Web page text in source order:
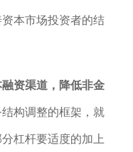
本市场投资者的结
资渠道，降低非金
构调整的框架，就
杠杆要适度的加上